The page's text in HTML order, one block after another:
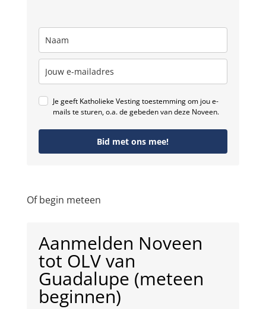
Je geeft Katholieke Vesting toestemming om jou e-
mails te sturen, o.a. de gebeden van deze Noveen.
Bid met ons mee!
Of begin meteen
Aanmelden Noveen
tot OLV van
Guadalupe (meteen
beginnen)